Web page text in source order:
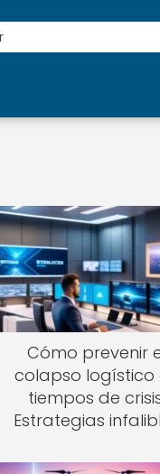
Cómo prevenir
colapso logístico
tiempos de
Estrategias